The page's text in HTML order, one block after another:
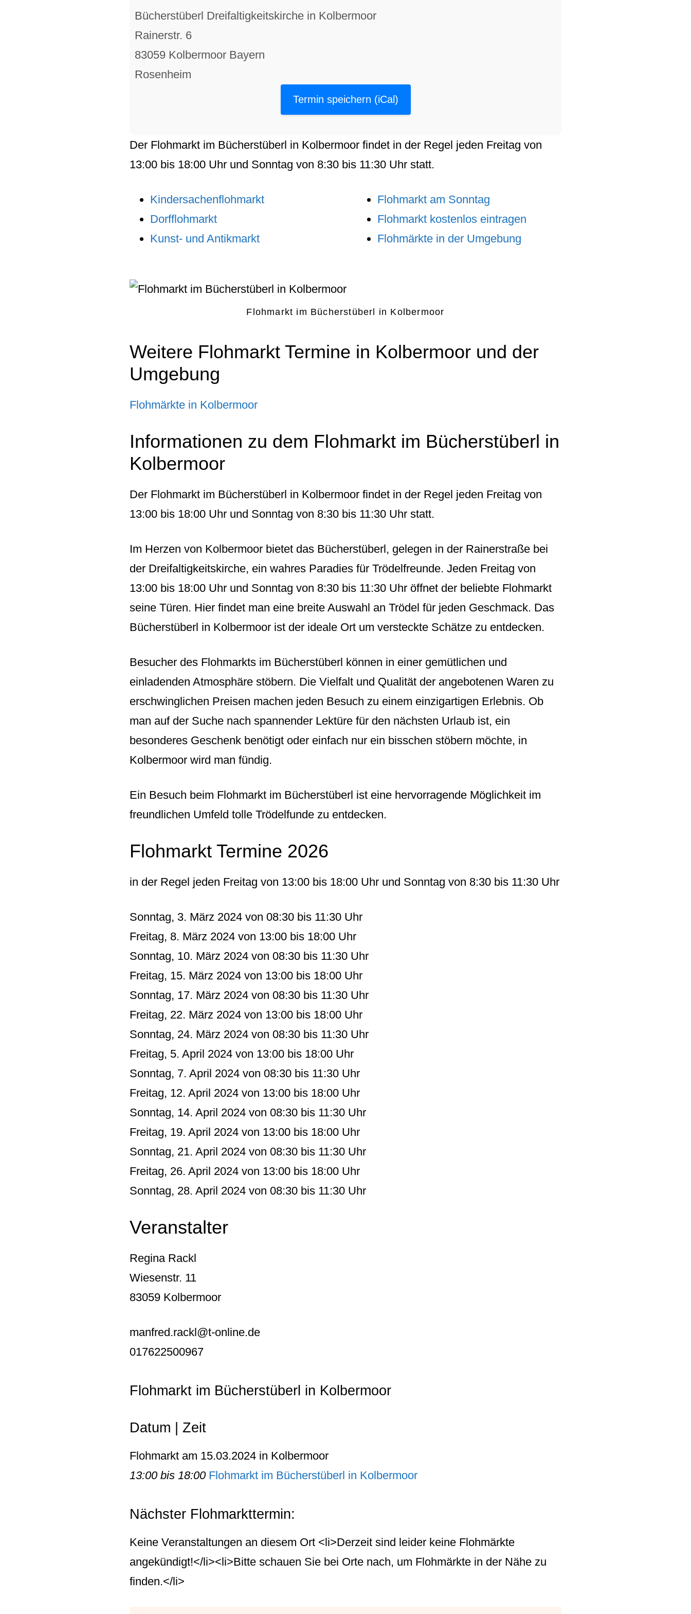
Bücherstüberl Dreifaltigkeitskirche in Kolbermoor
Rainerstr. 6
83059 Kolbermoor Bayern
Rosenheim
Termin speichern (iCal)
Der Flohmarkt im Bücherstüberl in Kolbermoor findet in der Regel jeden Freitag von
13:00 bis 18:00 Uhr und Sonntag von 8:30 bis 11:30 Uhr statt.
Kindersachenflohmarkt
Dorfflohmarkt
Kunst- und Antikmarkt
Flohmarkt am Sonntag
Flohmarkt kostenlos eintragen
Flohmärkte in der Umgebung
Flohmarkt im Bücherstüberl in Kolbermoor
Weitere Flohmarkt Termine in Kolbermoor und der
Umgebung
Flohmärkte in Kolbermoor
Informationen zu dem Flohmarkt im Bücherstüberl in
Kolbermoor
Der Flohmarkt im Bücherstüberl in Kolbermoor findet in der Regel jeden Freitag von
13:00 bis 18:00 Uhr und Sonntag von 8:30 bis 11:30 Uhr statt.
Im Herzen von Kolbermoor bietet das Bücherstüberl, gelegen in der Rainerstraße bei
der Dreifaltigkeitskirche, ein wahres Paradies für Trödelfreunde. Jeden Freitag von
13:00 bis 18:00 Uhr und Sonntag von 8:30 bis 11:30 Uhr öffnet der beliebte Flohmarkt
seine Türen. Hier findet man eine breite Auswahl an Trödel für jeden Geschmack. Das
Bücherstüberl in Kolbermoor ist der ideale Ort um versteckte Schätze zu entdecken.
Besucher des Flohmarkts im Bücherstüberl können in einer gemütlichen und
einladenden Atmosphäre stöbern. Die Vielfalt und Qualität der angebotenen Waren zu
erschwinglichen Preisen machen jeden Besuch zu einem einzigartigen Erlebnis. Ob
man auf der Suche nach spannender Lektüre für den nächsten Urlaub ist, ein
besonderes Geschenk benötigt oder einfach nur ein bisschen stöbern möchte, in
Kolbermoor wird man fündig.
Ein Besuch beim Flohmarkt im Bücherstüberl ist eine hervorragende Möglichkeit im
freundlichen Umfeld tolle Trödelfunde zu entdecken.
Flohmarkt Termine 2026
in der Regel jeden Freitag von 13:00 bis 18:00 Uhr und Sonntag von 8:30 bis 11:30 Uhr
Sonntag, 3. März 2024 von 08:30 bis 11:30 Uhr
Freitag, 8. März 2024 von 13:00 bis 18:00 Uhr
Sonntag, 10. März 2024 von 08:30 bis 11:30 Uhr
Freitag, 15. März 2024 von 13:00 bis 18:00 Uhr
Sonntag, 17. März 2024 von 08:30 bis 11:30 Uhr
Freitag, 22. März 2024 von 13:00 bis 18:00 Uhr
Sonntag, 24. März 2024 von 08:30 bis 11:30 Uhr
Freitag, 5. April 2024 von 13:00 bis 18:00 Uhr
Sonntag, 7. April 2024 von 08:30 bis 11:30 Uhr
Freitag, 12. April 2024 von 13:00 bis 18:00 Uhr
Sonntag, 14. April 2024 von 08:30 bis 11:30 Uhr
Freitag, 19. April 2024 von 13:00 bis 18:00 Uhr
Sonntag, 21. April 2024 von 08:30 bis 11:30 Uhr
Freitag, 26. April 2024 von 13:00 bis 18:00 Uhr
Sonntag, 28. April 2024 von 08:30 bis 11:30 Uhr
Veranstalter
Regina Rackl
Wiesenstr. 11
83059 Kolbermoor
manfred.rackl@t-online.de
017622500967
Flohmarkt im Bücherstüberl in Kolbermoor
Datum | Zeit
Flohmarkt am 15.03.2024 in Kolbermoor
13:00 bis 18:00 Flohmarkt im Bücherstüberl in Kolbermoor
Nächster Flohmarkttermin:
Keine Veranstaltungen an diesem Ort <li>Derzeit sind leider keine Flohmärkte
angekündigt!</li><li>Bitte schauen Sie bei Orte nach, um Flohmärkte in der Nähe zu
finden.</li>